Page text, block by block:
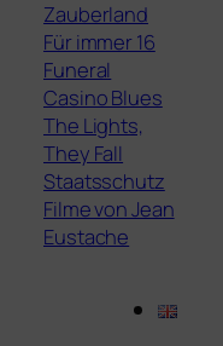
Zauberland
Für immer 16
Funeral
Casino Blues
The Lights,
They Fall
Staatsschutz
Filme von Jean
Eustache